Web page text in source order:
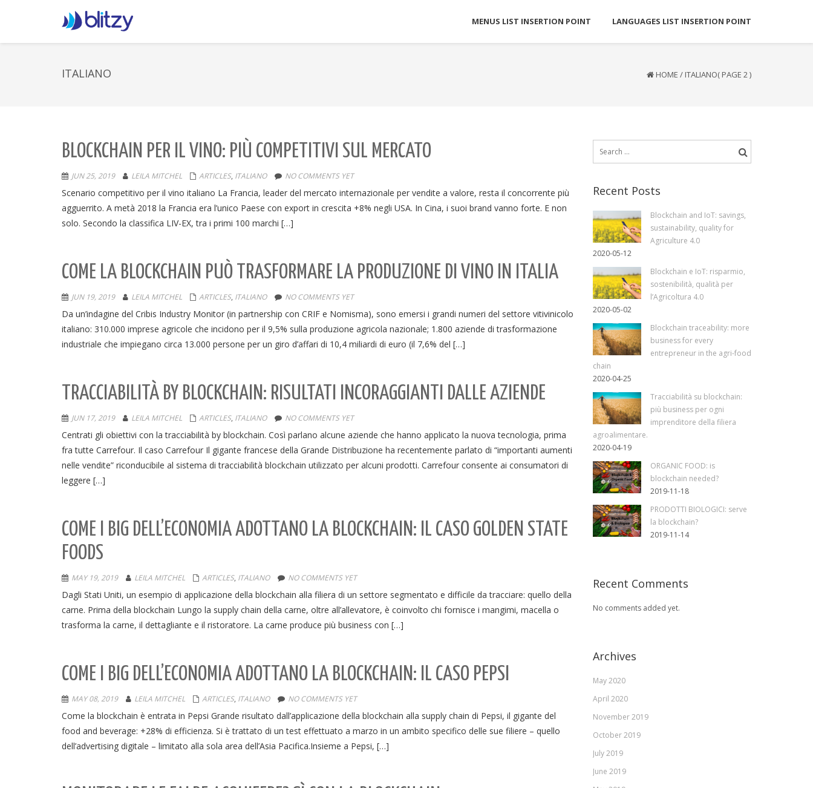
MENUS LIST INSERTION POINT LANGUAGES LIST INSERTION POINT
ITALIANO HOME / ITALIANO( PAGE 2 )
BLOCKCHAIN PER IL VINO: PIÙ COMPETITIVI SUL MERCATO
JUN 25, 2019 LEILA MITCHEL ARTICLES, ITALIANO NO COMMENTS YET
Scenario competitivo per il vino italiano La Francia, leader del mercato internazionale per vendite a valore, resta il concorrente più
agguerrito. A metà 2018 la Francia era l’unico Paese con export in crescita +8% negli USA. In Cina, i suoi brand vanno forte. E non
solo. Secondo la classifica LIV-EX, tra i primi 100 marchi […]
COME LA BLOCKCHAIN PUÒ TRASFORMARE LA PRODUZIONE DI VINO IN ITALIA
JUN 19, 2019 LEILA MITCHEL ARTICLES, ITALIANO NO COMMENTS YET
Da un’indagine del Cribis Industry Monitor (in partnership con CRIF e Nomisma), sono emersi i grandi numeri del settore vitivinicolo
italiano: 310.000 imprese agricole che incidono per il 9,5% sulla produzione agricola nazionale; 1.800 aziende di trasformazione
industriale che impiegano circa 13.000 persone per un giro d’affari di 10,4 miliardi di euro (il 7,6% del […]
TRACCIABILITÀ BY BLOCKCHAIN: RISULTATI INCORAGGIANTI DALLE AZIENDE
JUN 17, 2019 LEILA MITCHEL ARTICLES, ITALIANO NO COMMENTS YET
Centrati gli obiettivi con la tracciabilità by blockchain. Così parlano alcune aziende che hanno applicato la nuova tecnologia, prima
fra tutte Carrefour. Il caso Carrefour Il gigante francese della Grande Distribuzione ha recentemente parlato di “importanti aumenti
nelle vendite” riconducibile al sistema di tracciabilità blockchain utilizzato per alcuni prodotti. Carrefour consente ai consumatori di
leggere […]
COME I BIG DELL’ECONOMIA ADOTTANO LA BLOCKCHAIN: IL CASO GOLDEN STATE
FOODS
MAY 19, 2019 LEILA MITCHEL ARTICLES, ITALIANO NO COMMENTS YET
Dagli Stati Uniti, un esempio di applicazione della blockchain alla filiera di un settore segmentato e difficile da tracciare: quello della
carne. Prima della blockchain Lungo la supply chain della carne, oltre all’allevatore, è coinvolto chi fornisce i mangimi, macella o
trasforma la carne, il dettagliante e il ristoratore. La carne produce più business con […]
COME I BIG DELL’ECONOMIA ADOTTANO LA BLOCKCHAIN: IL CASO PEPSI
MAY 08, 2019 LEILA MITCHEL ARTICLES, ITALIANO NO COMMENTS YET
Come la blockchain è entrata in Pepsi Grande risultato dall’applicazione della blockchain alla supply chain di Pepsi, il gigante del
food and beverage: +28% di efficienza. Si è trattato di un test effettuato a marzo in un ambito specifico delle sue filiere – quello
dell’advertising digitale – limitato alla sola area dell’Asia Pacifica.Insieme a Pepsi, […]
Recent Posts
Blockchain and IoT: savings,
sustainability, quality for
Agriculture 4.0
2020-05-12
Blockchain e IoT: risparmio,
sostenibilità, qualità per
l’Agricoltura 4.0
2020-05-02
Blockchain traceability: more
business for every
entrepreneur in the agri-food
chain
2020-04-25
Tracciabilità su blockchain:
più business per ogni
imprenditore della filiera
agroalimentare.
2020-04-19
ORGANIC FOOD: is
blockchain needed?
2019-11-18
PRODOTTI BIOLOGICI: serve
la blockchain?
2019-11-14
Recent Comments
No comments added yet.
Archives
May 2020
April 2020
November 2019
October 2019
July 2019
June 2019